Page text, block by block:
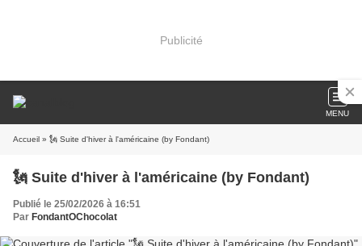
Publicité
MENU
Accueil » 🗽 Suite d'hiver à l'américaine (by Fondant)
🗽 Suite d'hiver à l'américaine (by Fondant)
Publié le 25/02/2026 à 16:51
Par FondantOChocolat